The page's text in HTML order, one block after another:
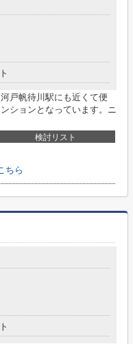
戸帆待川駅にも近くて便
ションとなっています。ニ
検討リスト
ちら